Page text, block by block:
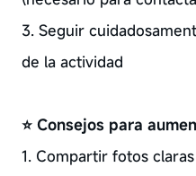
3. Seguir
de la actividad
⭐ Consejos para
1. Compartir fotos